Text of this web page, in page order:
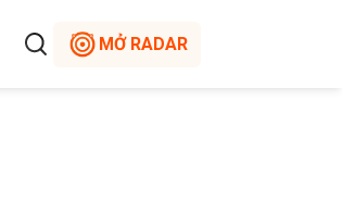
MỞ RADAR